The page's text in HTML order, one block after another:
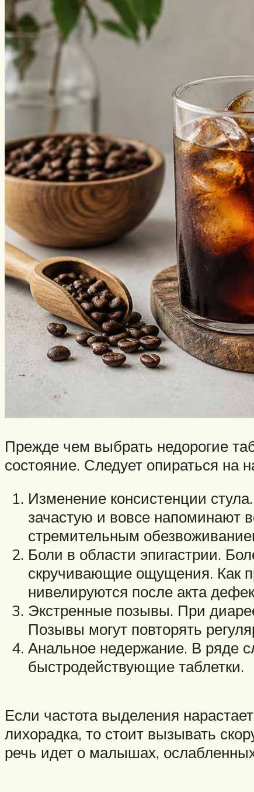
Прежде чем выбрать недорогие
состояние. Следует опираться на
Изменение консистенции
зачастую и вовсе напоминают
стремительным
Боли в области эпигастрии.
скручивающие ощущения. Как
нивелируются после акта
Экстренные позывы. При
Позывы могут повторять
Анальное недержание. В ряде
быстродействующие таблетки.
Если частота выделения
лихорадка, то стоит вызывать
речь идет о малышах,